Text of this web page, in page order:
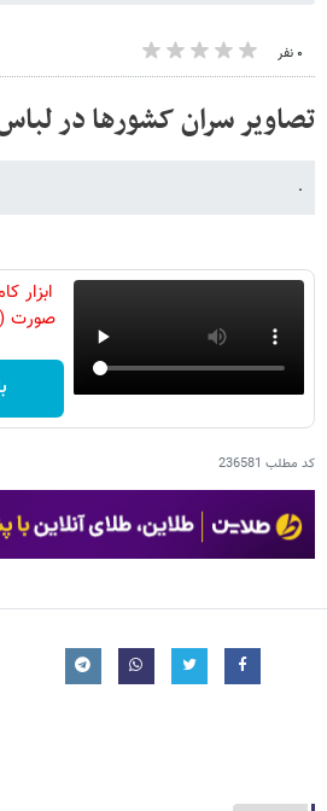
۰ نفر
تصاویر سران کشورها در
.
ابزار
صورت
کد مطلب 236581